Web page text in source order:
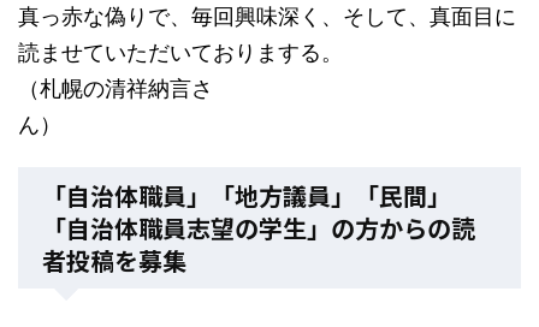
真っ赤な偽りで、毎回興味深く、そして、真面目に
読ませていただいておりまする。
（札幌の清祥納言さ
ん）
「自治体職員」「地方議員」「民間」
「自治体職員志望の学生」の方からの読
者投稿を募集